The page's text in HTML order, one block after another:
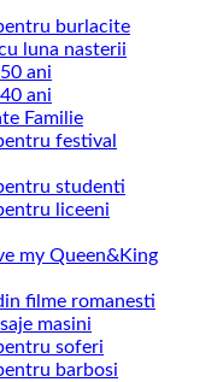
burlacite
luna nasterii
ani
ani
Familie
festival
studenti
liceeni
my Queen&King
filme romanesti
masini
soferi
barbosi